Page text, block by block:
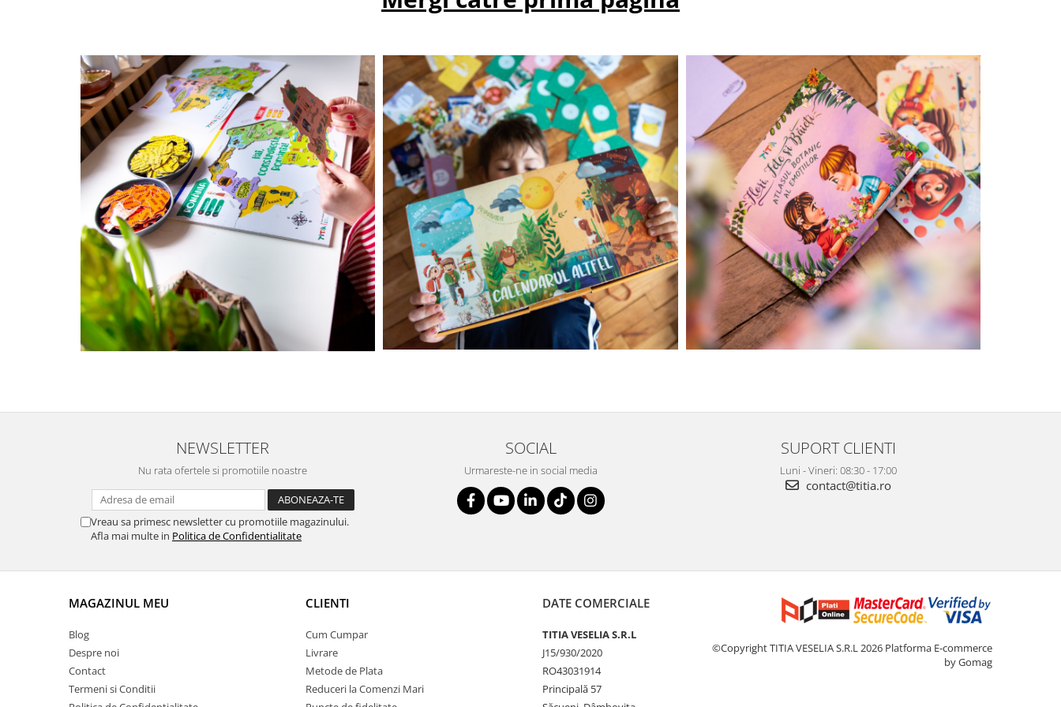
Colecția Păcălici
TOATE JOCURILE
NEWSLETTER
Nu rata ofertele si promotiile noastre
Vreau sa primesc newsletter cu promotiile magazinului.
Afla mai multe in Politica de Confidentialitate
SOCIAL
Urmareste-ne in social media
SUPORT CLIENTI
Luni - Vineri: 08:30 - 17:00
contact@titia.ro
MAGAZINUL MEU
Blog
Despre noi
Contact
Termeni si Conditii
CLIENTI
Cum Cumpar
Livrare
Metode de Plata
Reduceri la Comenzi Mari
DATE COMERCIALE
TITIA VESELIA S.R.L
J15/930/2020
RO43031914
Principală 57
©Copyright TITIA VESELIA S.R.L 2026 Platforma E-commerce
by Gomag